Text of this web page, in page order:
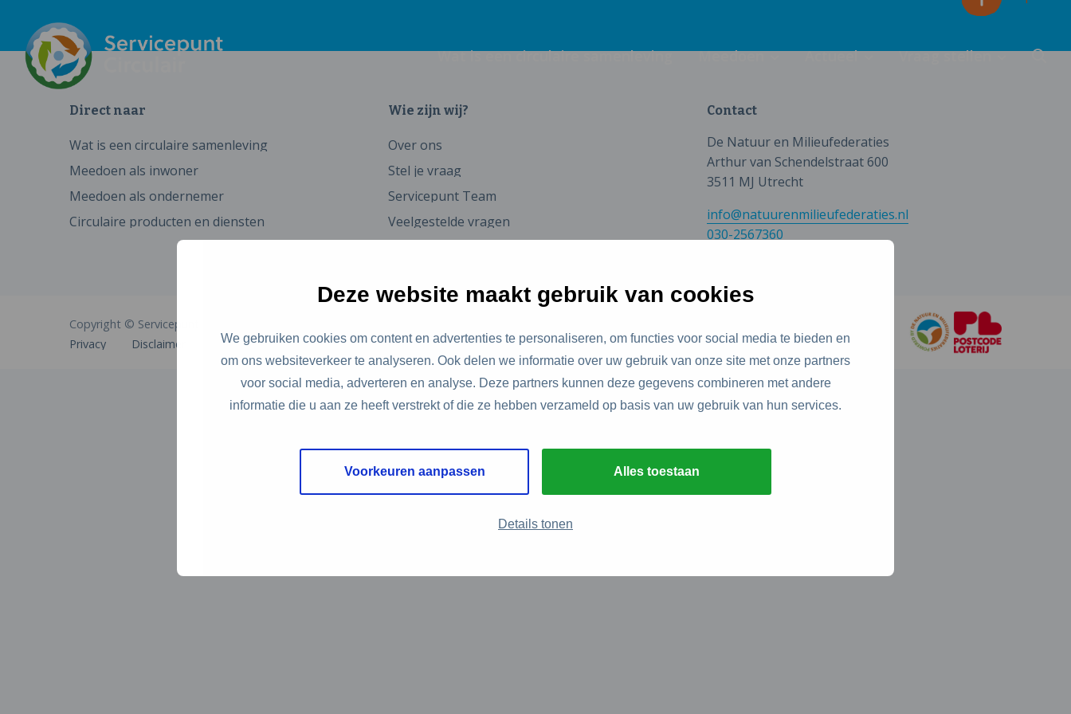
Deze website maakt gebruik van cookies
We gebruiken cookies om content en advertenties te personaliseren, om functies voor social media te bieden en
om ons websiteverkeer te analyseren. Ook delen we informatie over uw gebruik van onze site met onze partners
voor social media, adverteren en analyse. Deze partners kunnen deze gegevens combineren met andere
informatie die u aan ze heeft verstrekt of die ze hebben verzameld op basis van uw gebruik van hun services.
Voorkeuren aanpassen Alles toestaan
Details tonen
Wat is een circulaire samenleving Meedoen Actueel Vraag stellen
Direct naar
Wat is een circulaire samenleving
Meedoen als inwoner
Meedoen als ondernemer
Circulaire producten en diensten
Wie zijn wij?
Over ons
Stel je vraag
Servicepunt Team
Veelgestelde vragen
Contact
De Natuur en Milieufederaties
Arthur van Schendelstraat 600
3511 MJ Utrecht
info@natuurenmilieufederaties.nl
030-2567360
Copyright © Servicepunt Circulair
Privacy
Disclaimer Cookies Toegankelijkheid